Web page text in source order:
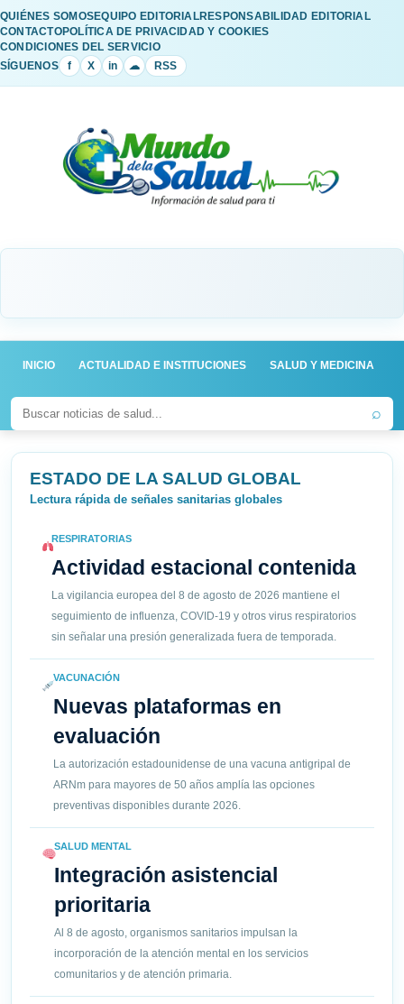
QUIÉNES SOMOSEQUIPO EDITORIALRESPONSABILIDAD EDITORIAL
CONTACTOPOLÍTICA DE PRIVACIDAD Y COOKIES
CONDICIONES DEL SERVICIO
SÍGUENOS
f X in ☁ RSS
INICIO ACTUALIDAD E INSTITUCIONES SALUD Y MEDICINA
⌕
ESTADO DE LA SALUD GLOBAL
Lectura rápida de señales sanitarias globales
RESPIRATORIAS
Actividad estacional contenida
La vigilancia europea del 8 de agosto de 2026 mantiene el
seguimiento de influenza, COVID-19 y otros virus respiratorios
sin señalar una presión generalizada fuera de temporada.
VACUNACIÓN
Nuevas plataformas en
evaluación
La autorización estadounidense de una vacuna antigripal de
ARNm para mayores de 50 años amplía las opciones
preventivas disponibles durante 2026.
SALUD MENTAL
Integración asistencial
prioritaria
Al 8 de agosto, organismos sanitarios impulsan la
incorporación de la atención mental en los servicios
comunitarios y de atención primaria.